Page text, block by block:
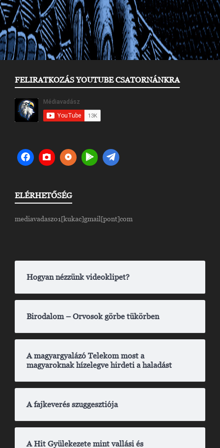
FELIRATKOZÁS YOUTUBE CSATORNÁNKRA
ELÉRHETŐSÉG
mediavadasz01[kukac]gmail[pont]com
Hogyan nézzünk videoklipet?
Birodalom – Orvosok görbe tükörben
A magyargyalázó Telekom most a
magyaroknak hízelegve hirdeti a haladást
A fajkeverés szuggesztiója
A Hit Gyülekezete mint vallási és